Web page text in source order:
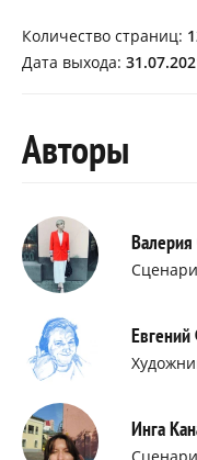
Количество страниц:
Дата выхода:
Авторы
Инга